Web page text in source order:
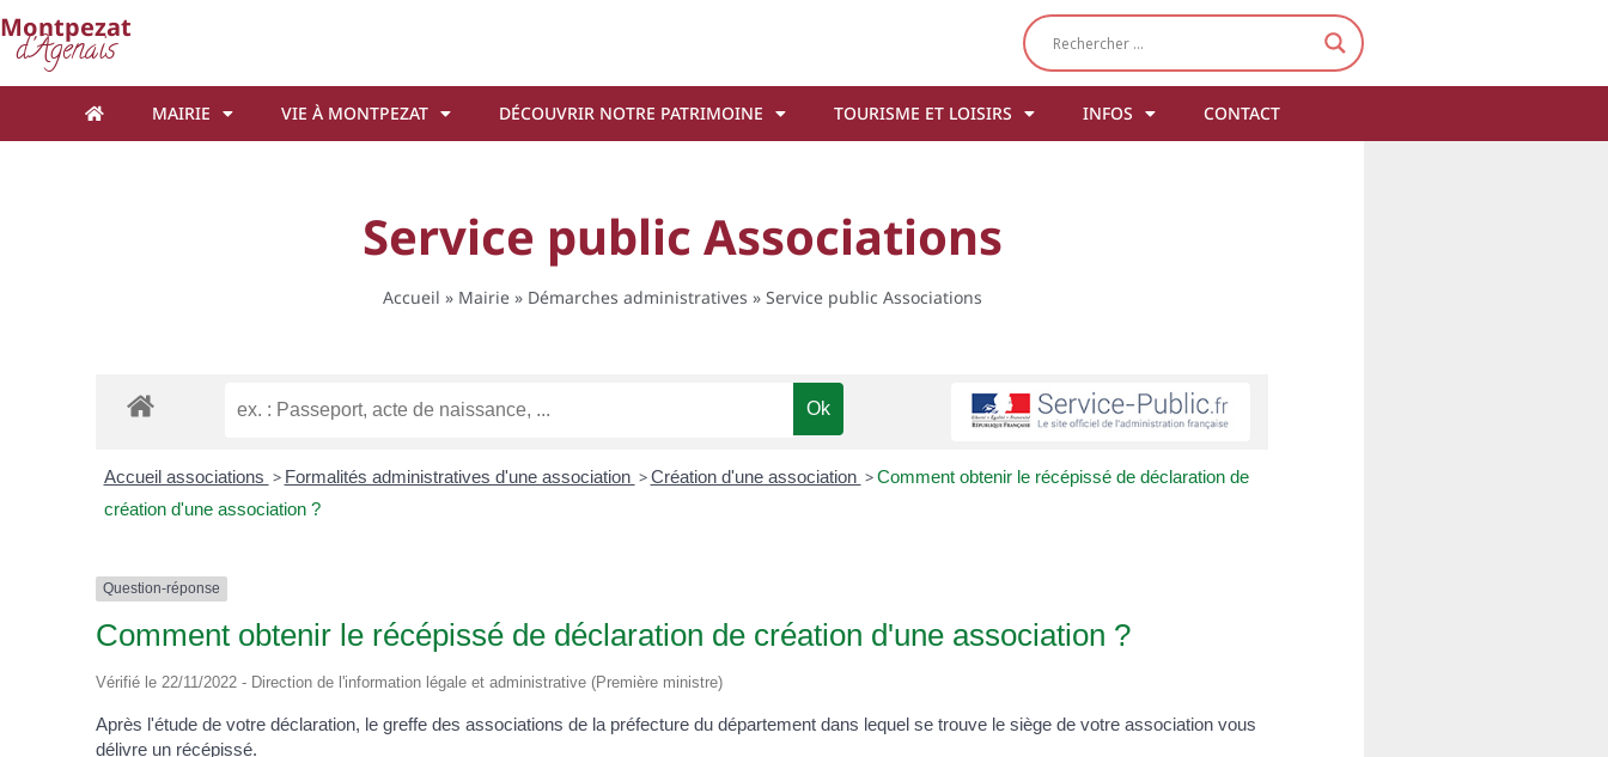
Montpezat
d'Agenais
MAIRIE VIE À MONTPEZAT DÉCOUVRIR NOTRE PATRIMOINE TOURISME ET LOISIRS INFOS CONTACT
Service public Associations
Accueil » Mairie» Démarches administratives » Service public Associations
Accueil associations > Formalités administratives d'une association > Création d'une association > Comment obtenir le récépissé de déclaration de
création d'une association ?
Question-réponse
Comment obtenir le récépissé de déclaration de création d'une association ?
Vérifié le 22/11/2022 - Direction de l'information légale et administrative (Première ministre)
Après l'étude de votre déclaration, le greffe des associations de la préfecture du département dans lequel se trouve le siège de votre association vous
délivre un récépissé.
Cookies management panel